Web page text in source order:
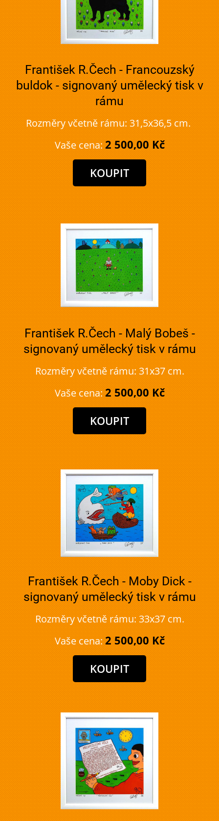
František R.Čech - Francouzský
buldok - signovaný umělecký tisk v
rámu
Rozměry včetně rámu: 31,5x36,5 cm.
Vaše cena: 2 500,00 Kč
František R.Čech - Malý Bobeš -
signovaný umělecký tisk v rámu
Rozměry včetně rámu: 31x37 cm.
Vaše cena: 2 500,00 Kč
František R.Čech - Moby Dick -
signovaný umělecký tisk v rámu
Rozměry včetně rámu: 33x37 cm.
Vaše cena: 2 500,00 Kč